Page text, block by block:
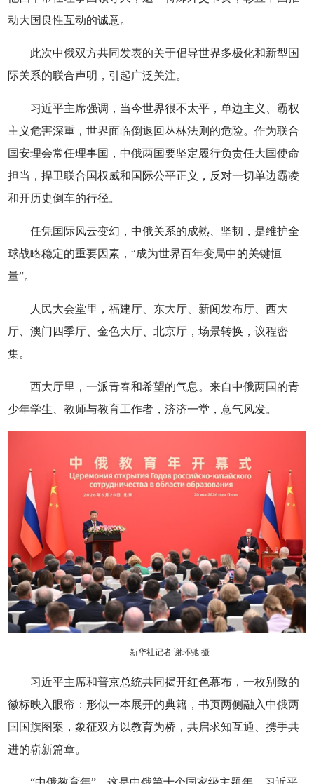
动大国良性互动的诚意。
此次中俄双方共同发表的关于倡导世界多极化和新型国
际关系的联合声明，引起广泛关注。
习近平主席强调，当今世界很不太平，单边主义、霸权
主义危害深重，世界面临倒退回丛林法则的危险。作为联合
国安理会常任理事国，中俄两国要坚定履行负责任大国使命
担当，捍卫联合国权威和国际公平正义，反对一切单边霸凌
和开历史倒车的行径。
任凭国际风云变幻，中俄关系的成熟、坚韧，是维护全
球战略稳定的重要因素，“成为世界百年变局中的关键恒
量”。
人民大会堂里，福建厅、东大厅、新闻发布厅、西大
厅、澳门四季厅、金色大厅、北京厅，场景转换，议程密
集。
西大厅里，一派青春和希望的气息。来自中俄两国的青
少年学生、教师与教育工作者，济济一堂，意气风发。
新华社记者 谢环驰 摄
习近平主席和普京总统共同揭开红色幕布，一枚别致的
徽标映入眼帘：形似一本展开的典籍，书页两侧融入中俄两
国国旗图案，象征双方以教育为桥，共启求知互通、携手共
进的崭新篇章。